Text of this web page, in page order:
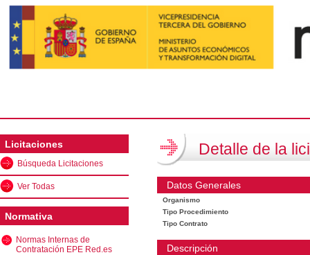
Licitaciones
Búsqueda Licitaciones
Ver Todas
Normativa
Normas Internas de
Contratación EPE Red.es
Detalle de la
Datos Generales
Organismo
Tipo Procedimiento
Tipo Contrato
Descripción